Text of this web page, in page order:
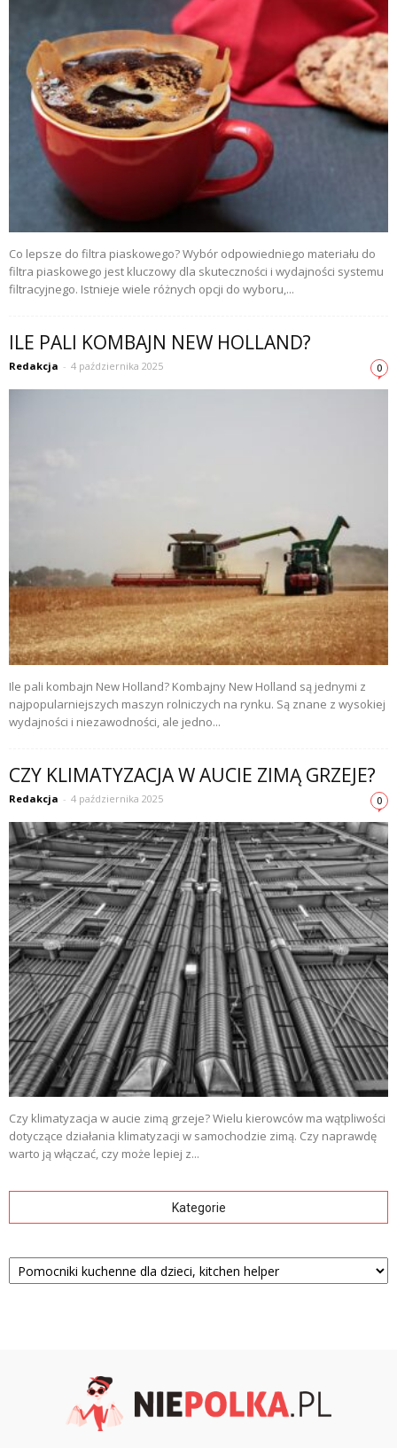
Co lepsze do filtra piaskowego? Wybór odpowiedniego materiału do
filtra piaskowego jest kluczowy dla skuteczności i wydajności systemu
filtracyjnego. Istnieje wiele różnych opcji do wyboru,...
ILE PALI KOMBAJN NEW HOLLAND?
Redakcja - 4 października 2025 0
Ile pali kombajn New Holland? Kombajny New Holland są jednymi z
najpopularniejszych maszyn rolniczych na rynku. Są znane z wysokiej
wydajności i niezawodności, ale jedno...
CZY KLIMATYZACJA W AUCIE ZIMĄ GRZEJE?
Redakcja - 4 października 2025 0
Czy klimatyzacja w aucie zimą grzeje? Wielu kierowców ma wątpliwości
dotyczące działania klimatyzacji w samochodzie zimą. Czy naprawdę
warto ją włączać, czy może lepiej z...
Kategorie
Kategorie